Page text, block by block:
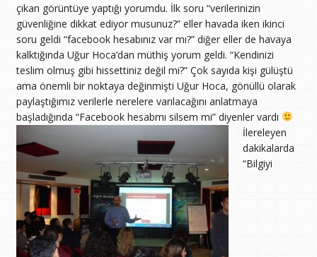
çıkan görüntüye yaptığı yorumdu. İlk soru “verilerinizin
güvenliğine dikkat ediyor musunuz?” eller havada iken ikinci
soru geldi “facebook hesabınız var mı?” diğer eller de havaya
kalktığında Uğur Hoca’dan müthiş yorum geldi. “Kendinizi
teslim olmuş gibi hissettiniz değil mi?” Çok sayıda kişi gülüştü
ama önemli bir noktaya değinmişti Uğur Hoca, gönüllü olarak
paylaştığımız verilerle nerelere varılacağını anlatmaya
başladığında “Facebook hesabmı silsem mi” diyenler vardı
İlereleyen
dakikalarda
“Bilgiyi